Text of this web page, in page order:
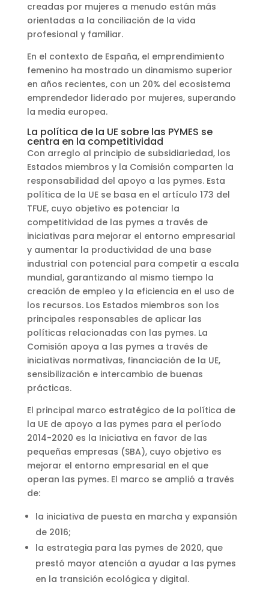
creadas por mujeres a menudo están más
orientadas a la conciliación de la vida
profesional y familiar.
En el contexto de España, el emprendimiento
femenino ha mostrado un dinamismo superior
en años recientes, con un 20% del ecosistema
emprendedor liderado por mujeres, superando
la media europea.
La política de la UE sobre las PYMES se
centra en la competitividad
Con arreglo al principio de subsidiariedad, los
Estados miembros y la Comisión comparten la
responsabilidad del apoyo a las pymes. Esta
política de la UE se basa en el artículo 173 del
TFUE, cuyo objetivo es potenciar la
competitividad de las pymes a través de
iniciativas para mejorar el entorno empresarial
y aumentar la productividad de una base
industrial con potencial para competir a escala
mundial, garantizando al mismo tiempo la
creación de empleo y la eficiencia en el uso de
los recursos. Los Estados miembros son los
principales responsables de aplicar las
políticas relacionadas con las pymes. La
Comisión apoya a las pymes a través de
iniciativas normativas, financiación de la UE,
sensibilización e intercambio de buenas
prácticas.
El principal marco estratégico de la política de
la UE de apoyo a las pymes para el período
2014-2020 es la Iniciativa en favor de las
pequeñas empresas (SBA), cuyo objetivo es
mejorar el entorno empresarial en el que
operan las pymes. El marco se amplió a través
de:
la iniciativa de puesta en marcha y expansión
de 2016;
la estrategia para las pymes de 2020, que
prestó mayor atención a ayudar a las pymes
en la transición ecológica y digital.